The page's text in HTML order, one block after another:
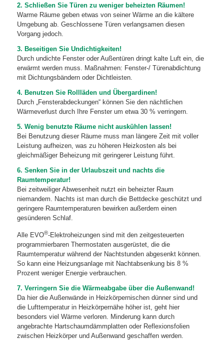
2. Schließen Sie Türen zu weniger beheizten Räumen!
Warme Räume geben etwas von seiner Wärme an die kältere
Umgebung ab. Geschlossene Türen verlangsamen diesen
Vorgang jedoch.
3. Beseitigen Sie Undichtigkeiten!
Durch undichte Fenster oder Außentüren dringt kalte Luft ein, die
erwärmt werden muss. Maßnahmen: Fenster-/ Türenabdichtung
mit Dichtungsbändern oder Dichtleisten.
4. Benutzen Sie Rollläden und Übergardinen!
Durch „Fensterabdeckungen“ können Sie den nächtlichen
Wärmeverlust durch Ihre Fenster um etwa 30 % verringern.
5. Wenig benutzte Räume nicht auskühlen lassen!
Bei Benutzung dieser Räume muss man längere Zeit mit voller
Leistung aufheizen, was zu höheren Heizkosten als bei
gleichmäßiger Beheizung mit geringerer Leistung führt.
6. Senken Sie in der Urlaubszeit und nachts die
Raumtemperatur!
Bei zeitweiliger Abwesenheit nutzt ein beheizter Raum
niemandem. Nachts ist man durch die Bettdecke geschützt und
geringere Raumtemperaturen bewirken außerdem einen
gesünderen Schlaf.
Alle EVO®-Elektroheizungen sind mit den zeitgesteuerten
programmierbaren Thermostaten ausgerüstet, die die
Raumtemperatur während der Nachtstunden abgesenkt können.
So kann eine Heizungsanlage mit Nachtabsenkung bis 8 %
Prozent weniger Energie verbrauchen.
7. Verringern Sie die Wärmeabgabe über die Außenwand!
Da hier die Außenwände in Heizkörpernischen dünner sind und
die Lufttemperatur in Heizkörpernähe höher ist, geht hier
besonders viel Wärme verloren. Minderung kann durch
angebrachte Hartschaumdämmplatten oder Reflexionsfolien
zwischen Heizkörper und Außenwand geschaffen werden.